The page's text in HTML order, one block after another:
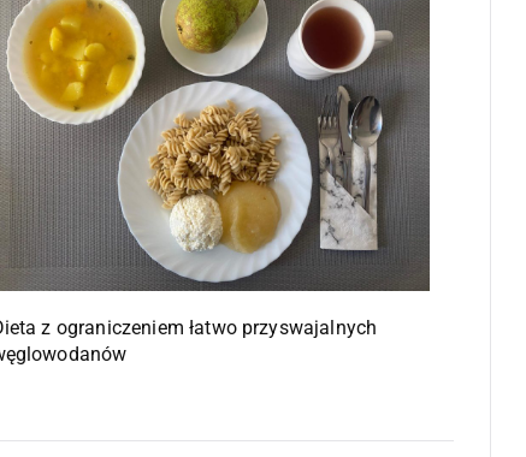
z ograniczeniem łatwo przyswajalnych